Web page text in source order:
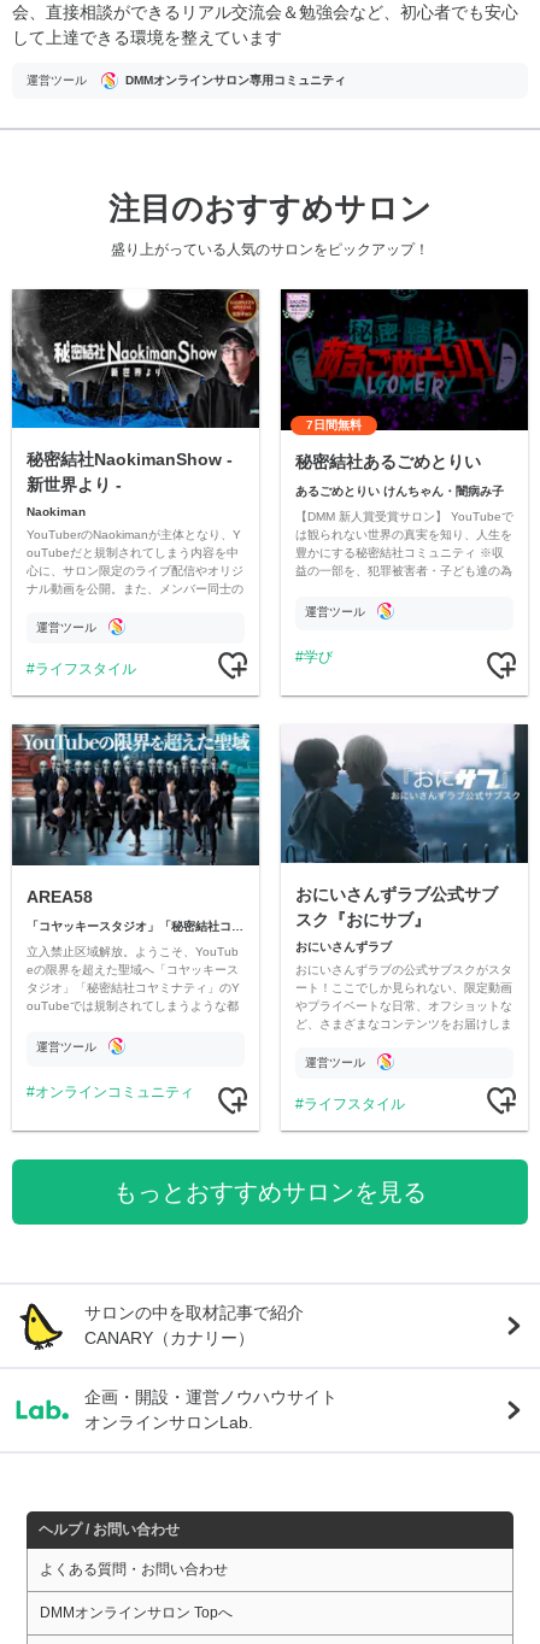
会、直接相談ができるリアル交流会＆勉強会など、初心者でも安心
して上達できる環境を整えています
運営ツール DMMオンラインサロン専用コミュニティ
注目のおすすめサロン
盛り上がっている人気のサロンをピックアップ！
秘密結社NaokimanShow -
新世界より -
Naokiman
YouTuberのNaokimanが主体となり、Y
ouTubeだと規制されてしまう内容を中
心に、サロン限定のライブ配信やオリジ
ナル動画を公開。また、メンバー同士の
ただいています。
運営ツール
ライフスタイル
7日間無料
秘密結社あるごめとりい
あるごめとりい けんちゃん・闇病み子
【DMM 新人賞受賞サロン】 YouTubeで
は観られない世界の真実を知り、人生を
豊かにする秘密結社コミュニティ ※収
益の一部を、犯罪被害者・子ども達の為
す運営ツール
学び
AREA58
「コヤッキースタジオ」「秘密結社コヤミナティ」
立入禁止区域解放。ようこそ、YouTub
eの限界を超えた聖域へ「コヤッキース
タジオ」「秘密結社コヤミナティ」のY
ouTubeでは規制されてしまうような都
公開。
運営ツール
オンラインコミュニティ
おにいさんずラブ公式サブ
スク『おにサブ』
おにいさんずラブ
おにいさんずラブの公式サブスクがスタ
ート！ここでしか見られない、限定動画
やプライベートな日常、オフショットな
ど、さまざまなコンテンツをお届けしま
運営ツール
ライフスタイル
もっとおすすめサロンを見る
サロンの中を取材記事で紹介
CANARY（カナリー）
企画・開設・運営ノウハウサイト
オンラインサロンLab.
ヘルプ / お問い合わせ
よくある質問・お問い合わせ
DMMオンラインサロン Topへ